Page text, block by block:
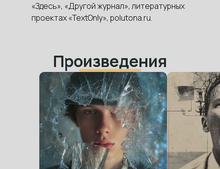
«Здесь», «Другой журнал», литературных
проектах «TextOnly», polutona.ru.
Произведения